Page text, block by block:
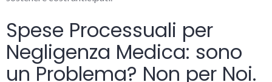
Spese Processuali per
Negligenza Medica: sono
un Problema? Non per Noi.